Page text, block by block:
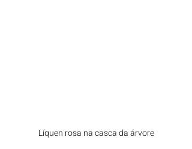
Líquen rosa na casca da árvore